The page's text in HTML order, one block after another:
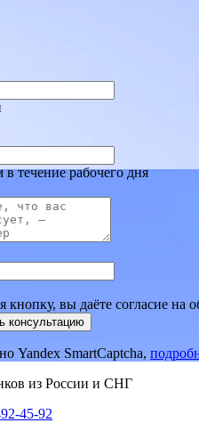
течение рабочего дня
кнопку, вы даёте согласие на
консультацию
Yandex SmartCaptcha,
из России и СНГ
45-92